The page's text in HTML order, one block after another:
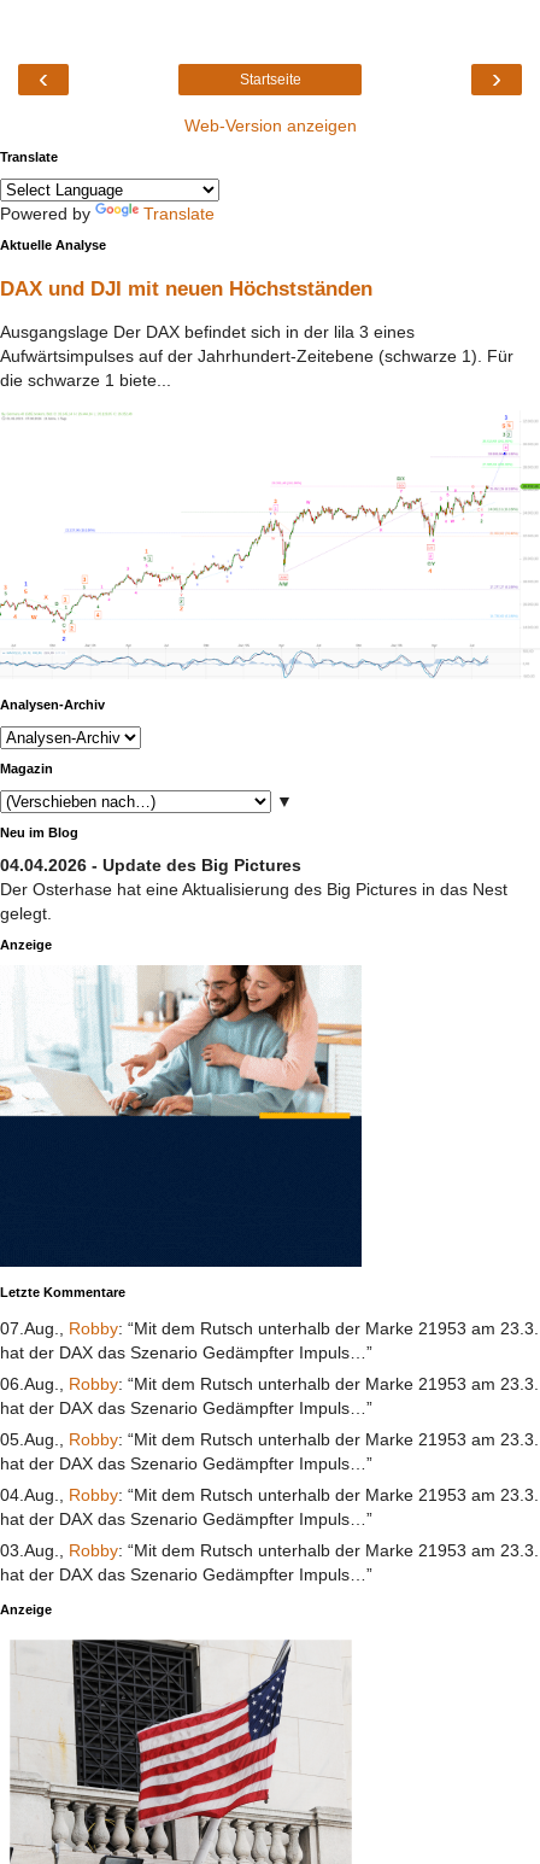
‹ ›
Startseite
Web-Version anzeigen
Translate
Powered by Translate
Aktuelle Analyse
DAX und DJI mit neuen Höchstständen
Ausgangslage Der DAX befindet sich in der lila 3 eines
Aufwärtsimpulses auf der Jahrhundert-Zeitebene (schwarze 1). Für
die schwarze 1 biete...
Analysen-Archiv
Magazin
▼
Neu im Blog
04.04.2026 - Update des Big Pictures
Der Osterhase hat eine Aktualisierung des Big Pictures in das Nest
gelegt.
Anzeige
Letzte Kommentare
07.Aug., Robby: “Mit dem Rutsch unterhalb der Marke 21953 am 23.3.
hat der DAX das Szenario Gedämpfter Impuls…”
06.Aug., Robby: “Mit dem Rutsch unterhalb der Marke 21953 am 23.3.
hat der DAX das Szenario Gedämpfter Impuls…”
05.Aug., Robby: “Mit dem Rutsch unterhalb der Marke 21953 am 23.3.
hat der DAX das Szenario Gedämpfter Impuls…”
04.Aug., Robby: “Mit dem Rutsch unterhalb der Marke 21953 am 23.3.
hat der DAX das Szenario Gedämpfter Impuls…”
03.Aug., Robby: “Mit dem Rutsch unterhalb der Marke 21953 am 23.3.
hat der DAX das Szenario Gedämpfter Impuls…”
Anzeige